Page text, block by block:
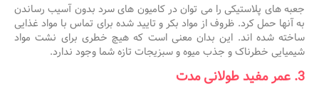
جعبه های پلاستیکی را می توان در کامیون های سرد بدون آسیب رساندن
به آنها حمل کرد. ظروف از مواد بکر و تایید شده برای تماس با مواد غذایی
ساخته شده اند. این بدان معنی است که هیچ خطری برای نشت مواد
شیمیایی خطرناک و جذب میوه و سبزیجات تازه شما وجود ندارد.
3. عمر مفید طولانی مدت